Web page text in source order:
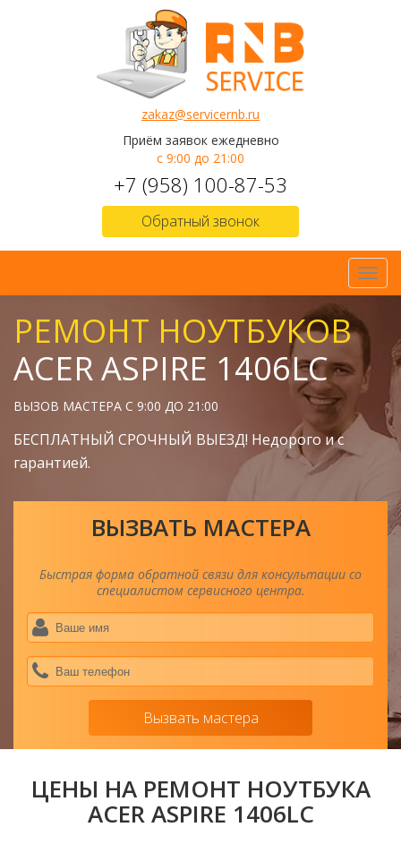
zakaz@servicernb.ru
Приём заявок ежедневно
с 9:00 до 21:00
+7 (958) 100-87-53
Обратный звонок
РЕМОНТ НОУТБУКОВ
ACER ASPIRE 1406LC
ВЫЗОВ МАСТЕРА С 9:00 ДО 21:00
БЕСПЛАТНЫЙ СРОЧНЫЙ ВЫЕЗД! Недорого и с
гарантией.
ВЫЗВАТЬ МАСТЕРА
Быстрая форма обратной связи для консультации со
специалистом сервисного центра.
Вызвать мастера
ЦЕНЫ НА РЕМОНТ НОУТБУКА
ACER ASPIRE 1406LC